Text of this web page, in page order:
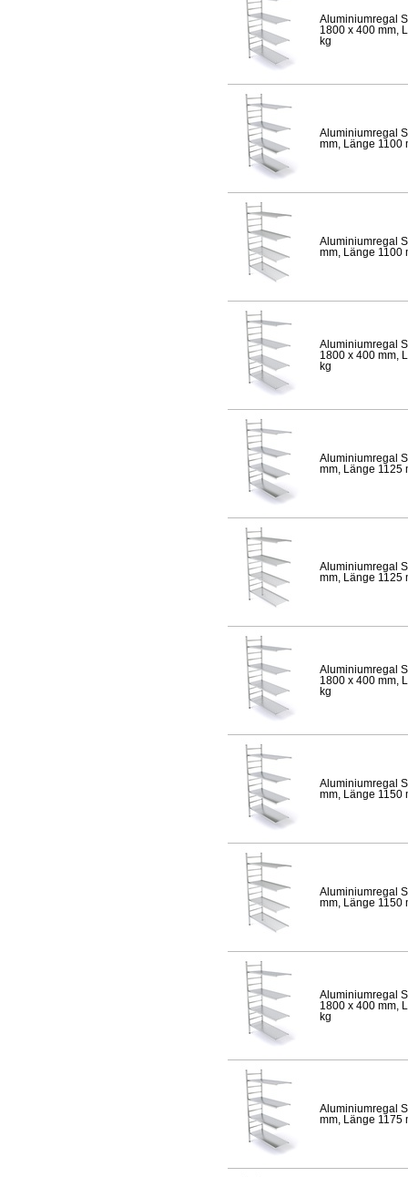
Aluminiumregal
1800 x 400 mm,
kg
Aluminiumregal
mm, Länge 1100
Aluminiumregal
mm, Länge 1100
Aluminiumregal
1800 x 400 mm,
kg
Aluminiumregal
mm, Länge 1125
Aluminiumregal
mm, Länge 1125
Aluminiumregal
1800 x 400 mm,
kg
Aluminiumregal
mm, Länge 1150
Aluminiumregal
mm, Länge 1150
Aluminiumregal
1800 x 400 mm,
kg
Aluminiumregal
mm, Länge 1175